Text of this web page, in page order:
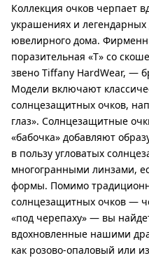
Коллекция очков черпает
украшениях и
ювелирного дома.
поразительная «T» со
звено Tiffany HardWear, —
Модели включают
солнцезащитных очков,
глаз». Солнцезащитные
«бабочка» добавляют
в пользу угловатых
многогранными линзами,
формы. Помимо
солнцезащитных очков —
«под черепаху» — вы
вдохновленные нашими
как розово-опаловый или